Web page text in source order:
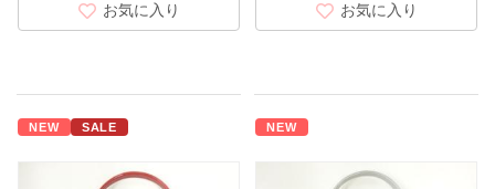
お気に入り お気に入り
NEW SALE NEW